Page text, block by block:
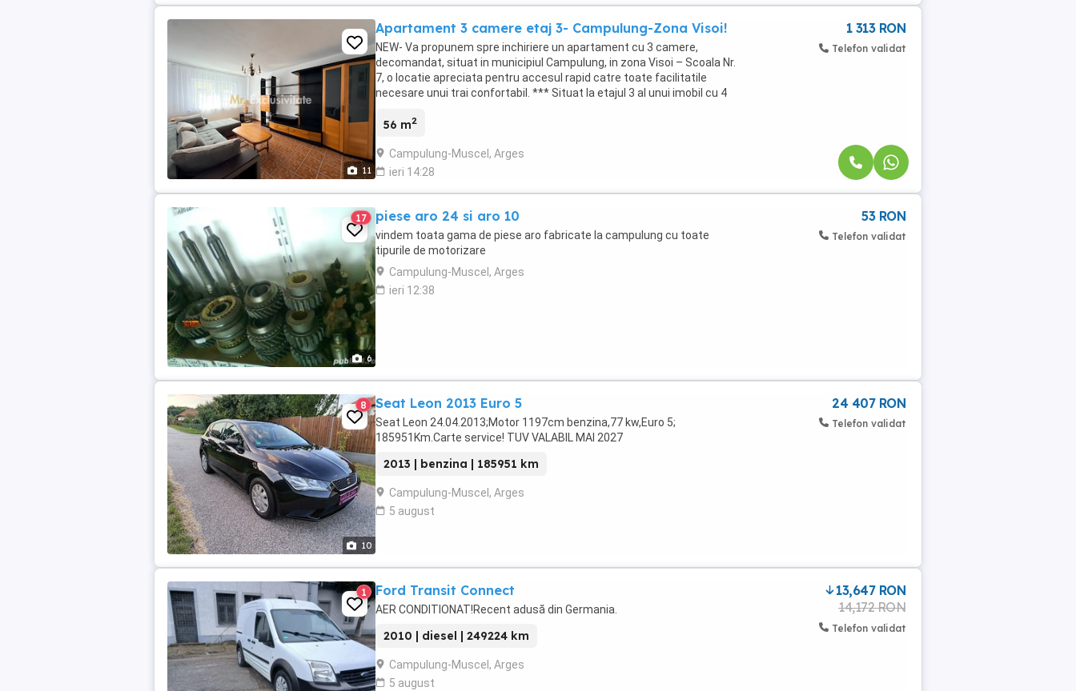
11
Apartament 3 camere etaj 3- Campulung-Zona Visoi!
NEW- Va propunem spre inchiriere un apartament cu 3 camere,
decomandat, situat in municipiul Campulung, in zona Visoi – Scoala Nr.
7, o locatie apreciata pentru accesul rapid catre toate facilitatile
necesare unui trai confortabil. *** Situat la etajul 3 al unui imobil cu 4
56 m2
Campulung-Muscel, Arges
ieri 14:28
1 313 RON
Telefon validat
6
17 piese aro 24 si aro 10
vindem toata gama de piese aro fabricate la campulung cu toate
tipurile de motorizare
Campulung-Muscel, Arges
ieri 12:38
53 RON
Telefon validat
10
8 Seat Leon 2013 Euro 5
Seat Leon 24.04.2013;Motor 1197cm benzina,77 kw,Euro 5;
185951Km.Carte service! TUV VALABIL MAI 2027
2013 | benzina | 185951 km
Campulung-Muscel, Arges
5 august
24 407 RON
Telefon validat
1 Ford Transit Connect
AER CONDITIONAT!Recent adusă din Germania.
2010 | diesel | 249224 km
Campulung-Muscel, Arges
5 august
13,647 RON
14,172 RON
Telefon validat